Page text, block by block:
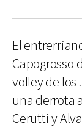
El
Capogrosso
volley de los
una derrota
Cerutti y